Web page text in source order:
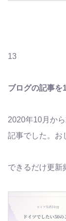
13
ブログの記事を
2020年10月か
記事でした。お
できるだけ更新